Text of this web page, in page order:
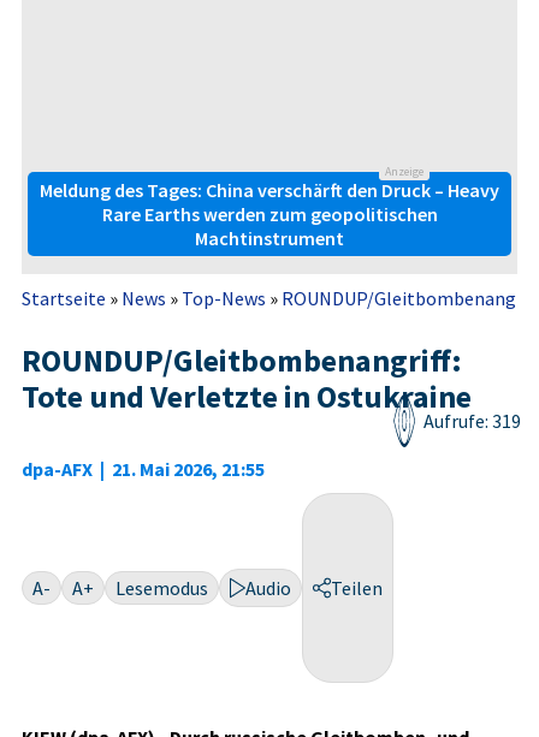
Anzeige
Meldung des Tages: China verschärft den Druck – Heavy
Rare Earths werden zum geopolitischen
Machtinstrument
Startseite » News » Top-News » ROUNDUP/
ROUNDUP/Gleitbombenangriff:
Tote und Verletzte in Ostukraine
dpa-AFX | 21. Mai 2026, 21:55
Aufrufe: 319
A- A+ Lesemodus Audio Teilen